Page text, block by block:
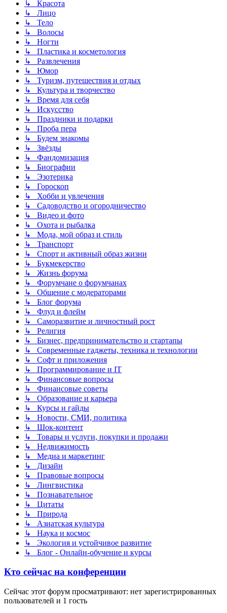
↳ Красота
↳ Лицо
↳ Тело
↳ Волосы
↳ Ногти
↳ Пластика и косметология
↳ Развлечения
↳ Юмор
↳ Туризм, путешествия и отдых
↳ Культура и творчество
↳ Время для себя
↳ Искусство
↳ Праздники и подарки
↳ Проба пера
↳ Будем знакомы
↳ Звёзды
↳ Фандомизация
↳ Биографии
↳ Эзотерика
↳ Гороскоп
↳ Хобби и увлечения
↳ Садоводство и огородничество
↳ Видео и фото
↳ Охота и рыбалка
↳ Мода, мой образ и стиль
↳ Транспорт
↳ Спорт и активный образ жизни
↳ Букмекерство
↳ Жизнь форума
↳ Форумчане о форумчанах
↳ Общение с модераторами
↳ Блог форума
↳ Флуд и флейм
↳ Саморазвитие и личностный рост
↳ Религия
↳ Бизнес, предпринимательство и стартапы
↳ Современные гаджеты, техника и технологии
↳ Софт и приложения
↳ Программирование и IT
↳ Финансовые вопросы
↳ Финансовые советы
↳ Образование и карьера
↳ Курсы и гайды
↳ Новости, СМИ, политика
↳ Шок-контент
↳ Товары и услуги, покупки и продажи
↳ Недвижимость
↳ Медиа и маркетинг
↳ Дизайн
↳ Правовые вопросы
↳ Лингвистика
↳ Познавательное
↳ Цитаты
↳ Природа
↳ Азиатская культура
↳ Наука и космос
↳ Экология и устойчивое развитие
↳ Блог - Онлайн-обучение и курсы
Кто сейчас на конференции
Сейчас этот форум просматривают: нет зарегистрированных
пользователей и 1 гость